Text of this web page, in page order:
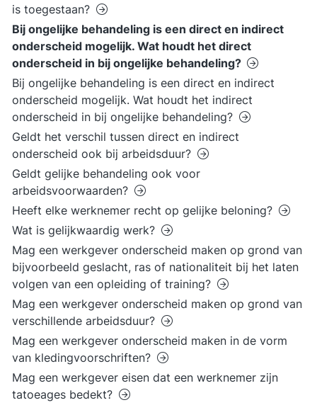
is toegestaan?
Bij ongelijke behandeling is een direct en indirect
onderscheid mogelijk. Wat houdt het direct
onderscheid in bij ongelijke behandeling?
Bij ongelijke behandeling is een direct en indirect
onderscheid mogelijk. Wat houdt het indirect
onderscheid in bij ongelijke behandeling?
Geldt het verschil tussen direct en indirect
onderscheid ook bij arbeidsduur?
Geldt gelijke behandeling ook voor
arbeidsvoorwaarden?
Heeft elke werknemer recht op gelijke beloning?
Wat is gelijkwaardig werk?
Mag een werkgever onderscheid maken op grond van
bijvoorbeeld geslacht, ras of nationaliteit bij het laten
volgen van een opleiding of training?
Mag een werkgever onderscheid maken op grond van
verschillende arbeidsduur?
Mag een werkgever onderscheid maken in de vorm
van kledingvoorschriften?
Mag een werkgever eisen dat een werknemer zijn
tatoeages bedekt?